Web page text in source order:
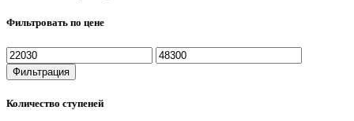
Фильтровать по цене
Минимальная
цена
Максимальная
цена
Фильтрация
Количество ступеней